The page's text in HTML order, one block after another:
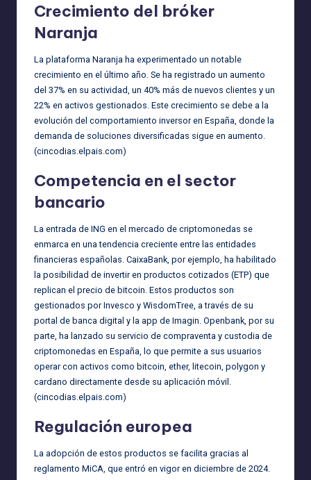
Crecimiento del bróker
Naranja
La plataforma Naranja ha experimentado un notable
crecimiento en el último año. Se ha registrado un aumento
del 37% en su actividad, un 40% más de nuevos clientes y un
22% en activos gestionados. Este crecimiento se debe a la
evolución del comportamiento inversor en España, donde la
demanda de soluciones diversificadas sigue en aumento.
(cincodias.elpais.com)
Competencia en el sector
bancario
La entrada de ING en el mercado de criptomonedas se
enmarca en una tendencia creciente entre las entidades
financieras españolas. CaixaBank, por ejemplo, ha habilitado
la posibilidad de invertir en productos cotizados (ETP) que
replican el precio de bitcoin. Estos productos son
gestionados por Invesco y WisdomTree, a través de su
portal de banca digital y la app de Imagin. Openbank, por su
parte, ha lanzado su servicio de compraventa y custodia de
criptomonedas en España, lo que permite a sus usuarios
operar con activos como bitcoin, ether, litecoin, polygon y
cardano directamente desde su aplicación móvil.
(cincodias.elpais.com)
Regulación europea
La adopción de estos productos se facilita gracias al
reglamento MiCA, que entró en vigor en diciembre de 2024.